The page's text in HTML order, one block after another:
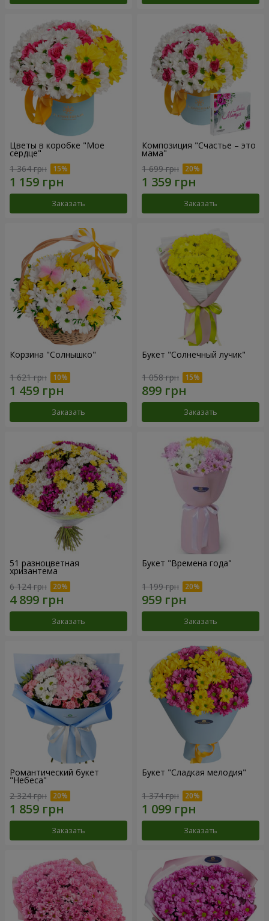
Цветы в коробке "Мое
сердце"
1 364 грн
Заказать
Композиция "Счастье – это
мама"
1 699 грн
Заказать
Корзина "Солнышко"
1 621 грн
Заказать
Букет "Солнечный лучик"
1 058 грн
Заказать
51 разноцветная
хризантема
6 124 грн
Заказать
Букет "Времена года"
1 199 грн
Заказать
Романтический букет
"Небеса"
2 324 грн
Заказать
Букет "Сладкая мелодия"
1 374 грн
Заказать